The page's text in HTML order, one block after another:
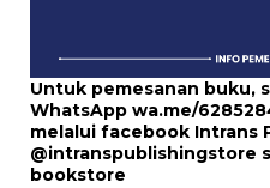
Untuk pemesanan buku,
WhatsApp wa.me/
melalui facebook Intrans
@intranspublishingstore
bookstore